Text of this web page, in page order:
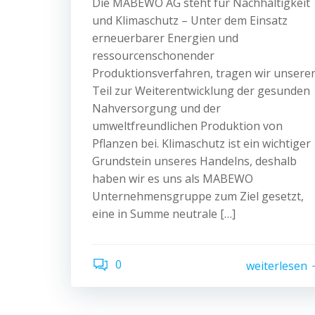
und Klimaschutz – Unter dem Einsatz
erneuerbarer Energien und
ressourcenschonender
Produktionsverfahren, tragen wir
Teil zur Weiterentwicklung der gesunden
Nahversorgung und der
umweltfreundlichen Produktion von
Pflanzen bei. Klimaschutz ist ein wichtiger
Grundstein unseres Handelns, deshalb
haben wir es uns als MABEWO
Unternehmensgruppe zum Ziel gesetzt,
eine in Summe neutrale […]
0 weiterlesen